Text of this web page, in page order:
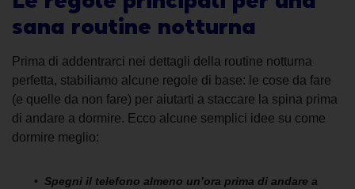
sana routine notturna
Prima di addentrarci nei dettagli della routine notturna
perfetta, stabiliamo alcune regole di base: le cose da fare
(e quelle da non fare) per aiutarti a staccare la spina prima
di andare a dormire. Ecco alcune semplici idee su come
dormire meglio:
Spegni il telefono almeno un’ora prima di andare a